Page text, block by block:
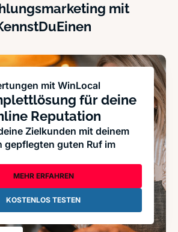
mit
mit WinLocal
für deine
Reputation
Zielkunden mit deinem
gepflegten guten Ruf im
MEHR ERFAHREN
KOSTENLOS TESTEN